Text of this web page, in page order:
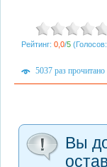
Рейтинг: 0,0/5 (Голосов:
5037 раз прочитано
Вы